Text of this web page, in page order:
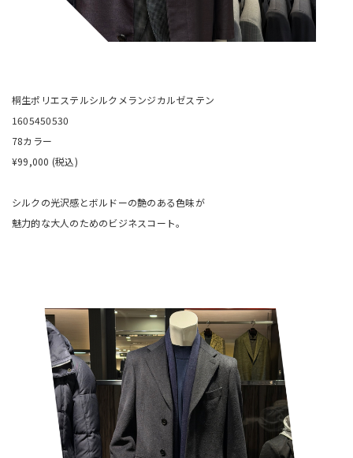
桐生ポリエステルシルクメランジカルゼステン
1605450530
78カラー
¥99,000 (税込)
シルクの光沢感とボルドーの艶のある色味が
魅力的な大人のためのビジネスコート。